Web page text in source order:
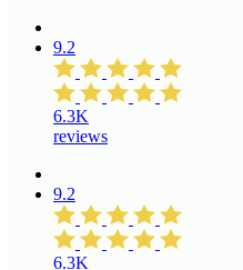
9.2
6.3K
reviews
9.2
6.3K